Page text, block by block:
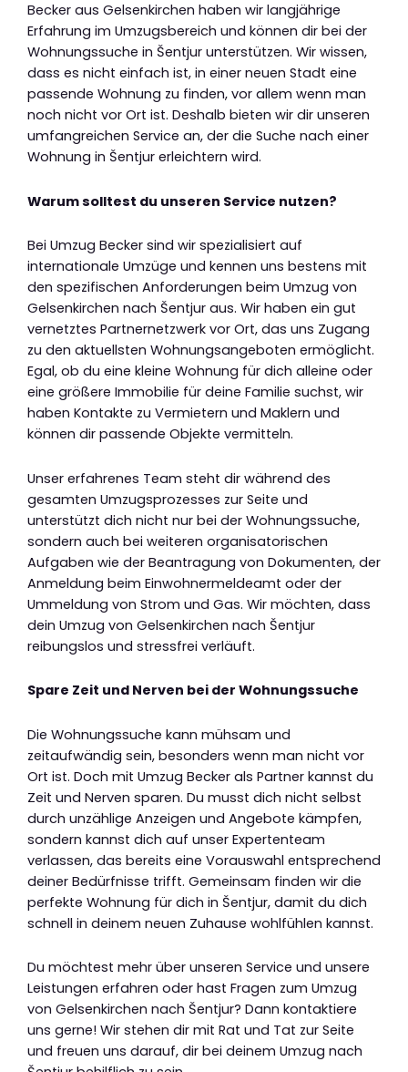
Becker aus Gelsenkirchen haben wir langjährige
Erfahrung im Umzugsbereich und können dir bei der
Wohnungssuche in Šentjur unterstützen. Wir wissen,
dass es nicht einfach ist, in einer neuen Stadt eine
passende Wohnung zu finden, vor allem wenn man
noch nicht vor Ort ist. Deshalb bieten wir dir unseren
umfangreichen Service an, der die Suche nach einer
Wohnung in Šentjur erleichtern wird.
Warum solltest du unseren Service nutzen?
Bei Umzug Becker sind wir spezialisiert auf
internationale Umzüge und kennen uns bestens mit
den spezifischen Anforderungen beim Umzug von
Gelsenkirchen nach Šentjur aus. Wir haben ein gut
vernetztes Partnernetzwerk vor Ort, das uns Zugang
zu den aktuellsten Wohnungsangeboten ermöglicht.
Egal, ob du eine kleine Wohnung für dich alleine oder
eine größere Immobilie für deine Familie suchst, wir
haben Kontakte zu Vermietern und Maklern und
können dir passende Objekte vermitteln.
Unser erfahrenes Team steht dir während des
gesamten Umzugsprozesses zur Seite und
unterstützt dich nicht nur bei der Wohnungssuche,
sondern auch bei weiteren organisatorischen
Aufgaben wie der Beantragung von Dokumenten, der
Anmeldung beim Einwohnermeldeamt oder der
Ummeldung von Strom und Gas. Wir möchten, dass
dein Umzug von Gelsenkirchen nach Šentjur
reibungslos und stressfrei verläuft.
Spare Zeit und Nerven bei der Wohnungssuche
Die Wohnungssuche kann mühsam und
zeitaufwändig sein, besonders wenn man nicht vor
Ort ist. Doch mit Umzug Becker als Partner kannst du
Zeit und Nerven sparen. Du musst dich nicht selbst
durch unzählige Anzeigen und Angebote kämpfen,
sondern kannst dich auf unser Expertenteam
verlassen, das bereits eine Vorauswahl entsprechend
deiner Bedürfnisse trifft. Gemeinsam finden wir die
perfekte Wohnung für dich in Šentjur, damit du dich
schnell in deinem neuen Zuhause wohlfühlen kannst.
Du möchtest mehr über unseren Service und unsere
Leistungen erfahren oder hast Fragen zum Umzug
von Gelsenkirchen nach Šentjur? Dann kontaktiere
uns gerne! Wir stehen dir mit Rat und Tat zur Seite
und freuen uns darauf, dir bei deinem Umzug nach